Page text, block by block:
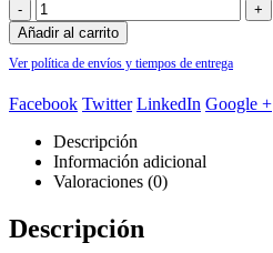
-
+
Añadir al carrito
Ver política de envíos y tiempos de entrega
Facebook Twitter LinkedIn Google +
Descripción
Información adicional
Valoraciones (0)
Descripción